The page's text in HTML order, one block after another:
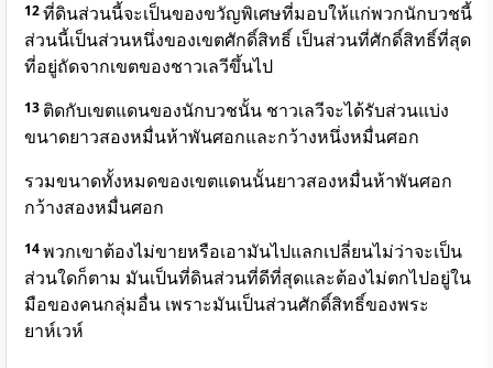
12ที่ดินส่วนนี้จะเป็นของขวัญพิเศษที่มอบให้แก่พวกนักบวชนี้
ส่วนนี้เป็นส่วนหนึ่งของเขตศักดิ์สิทธิ์ เป็นส่วนที่ศักดิ์สิทธิ์ที่สุด
ที่อยู่ถัดจากเขตของชาวเลวีขึ้นไป
13 ติดกับเขตแดนของนักบวชนั้น ชาวเลวีจะได้รับส่วนแบ่ง
ขนาดยาวสองหมื่นห้าพันศอกและกว้างหนึ่งหมื่นศอก
รวมขนาดทั้งหมดของเขตแดนนั้นยาวสองหมื่นห้าพันศอก
กว้างสองหมื่นศอก
14พวกเขาต้องไม่ขายหรือเอามันไปแลกเปลี่ยนไม่ว่าจะเป็น
ส่วนใดก็ตาม มันเป็นที่ดินส่วนที่ดีที่สุดและต้องไม่ตกไปอยู่ใน
มือของคนกลุ่มอื่น เพราะมันเป็นส่วนศักดิ์สิทธิ์ของพระ
ยาห์เวห์